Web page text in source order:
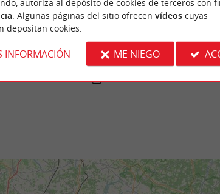
Su ...
El Parc de l'Épinette es un parque urbano
de Libourne. Es un espacio muy arbolado,
autoriza al depósito de cookies de terceros con
. Algunas páginas del sitio ofrecen vídeoscuyas
depositan cookies.
INFORMACIÓN ME NIEGO